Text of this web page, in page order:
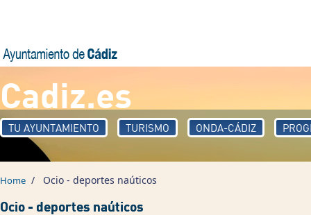
Cadiz.es
TU AYUNTAMIENTO TURISMO ONDA-CÁDIZ
Home / Ocio - deportes naúticos
Ocio - deportes naúticos